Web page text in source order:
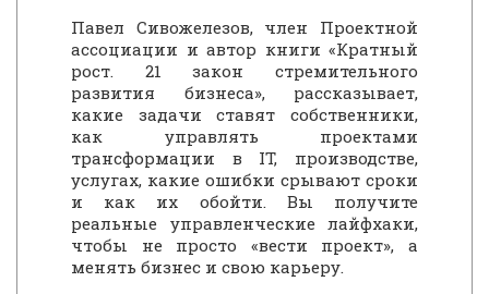
Павел Сивожелезов, член Проектной
ассоциации и автор книги «Кратный
рост. 21 закон стремительного
развития бизнеса», рассказывает,
какие задачи ставят собственники,
как управлять проектами
трансформации в IT, производстве,
услугах, какие ошибки срывают сроки
и как их обойти. Вы получите
реальные управленческие лайфхаки,
чтобы не просто «вести проект», а
менять бизнес и свою карьеру.